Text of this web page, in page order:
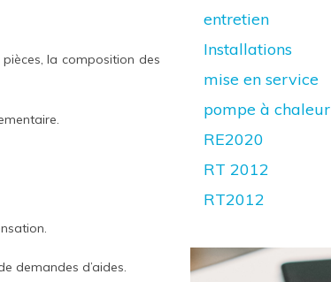
la composition des
demandes d’aides.
entretien
Installations
mise en service
pompe à chaleur
RE2020
RT 2012
RT2012